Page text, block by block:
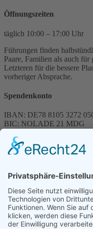
Öffnungszeiten
täglich 10:00 – 17:00 Uhr
Führungen finden
Paare, Familien als auch
Letzteren für die bessere
vorheriger Absprache.
Spendenkonto
IBAN: DE78 8105 3272
BIC: NOLADE 21 MDG
Spenden können steuerlich
Förderung
© 1987 – 2025